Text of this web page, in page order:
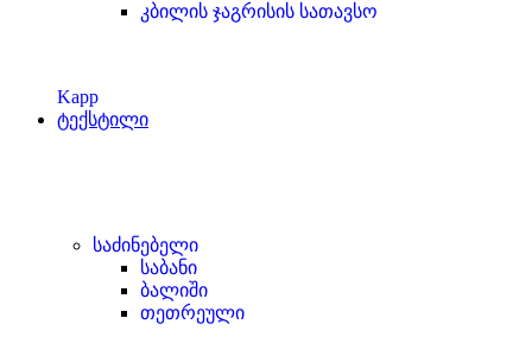
კბილის ჯაგრისის სათავსო
Kapp
ტექსტილი
საძინებელი
საბანი
ბალიში
თეთრეული